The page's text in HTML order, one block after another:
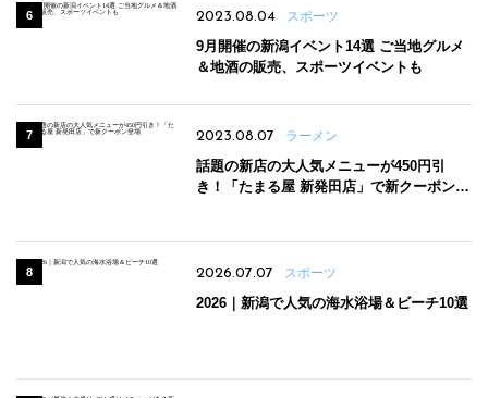
2023.08.04 スポーツ
9月開催の新潟イベント14選 ご当地グルメ
＆地酒の販売、スポーツイベントも
2023.08.07 ラーメン
話題の新店の大人気メニューが450円引
き！「たまる屋 新発田店」で新クーポン登
2026.07.07 スポーツ
2026｜新潟で人気の海水浴場＆ビーチ10選